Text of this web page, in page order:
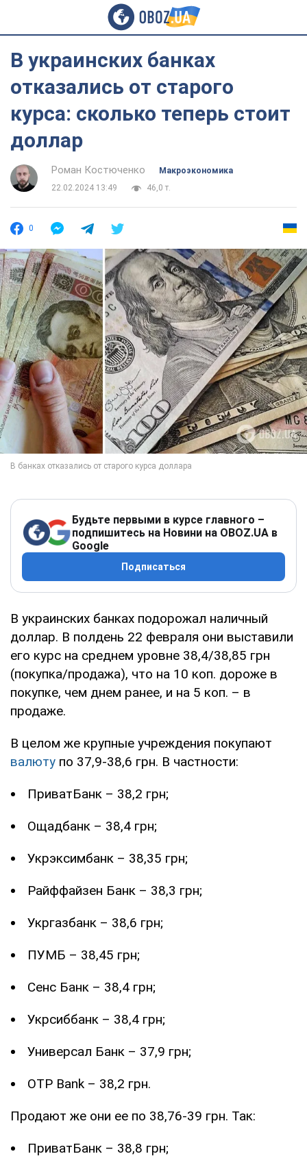
В украинских банках
отказались от старого
курса: сколько теперь стоит
доллар
Роман Костюченко
Mакроэкономика
22.02.2024 13:49
46,0 т.
0
Будьте первыми в курсе главного –
подпишитесь на Новини на OBOZ.UA в
Google
Подписаться
В украинских банках подорожал наличный
доллар. В полдень 22 февраля они выставили
его курс на среднем уровне 38,4/38,85 грн
(покупка/продажа), что на 10 коп. дороже в
покупке, чем днем ранее, и на 5 коп. – в
продаже.
В целом же крупные учреждения покупают
валюту по 37,9-38,6 грн. В частности:
ПриватБанк – 38,2 грн;
Ощадбанк – 38,4 грн;
Укрэксимбанк – 38,35 грн;
Райффайзен Банк – 38,3 грн;
Укргазбанк – 38,6 грн;
ПУМБ – 38,45 грн;
Сенс Банк – 38,4 грн;
Укрсиббанк – 38,4 грн;
Универсал Банк – 37,9 грн;
OTP Bank – 38,2 грн.
Продают же они ее по 38,76-39 грн. Так:
ПриватБанк – 38,8 грн;